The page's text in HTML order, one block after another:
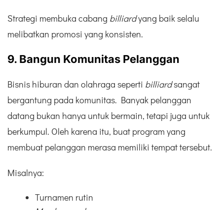
Strategi membuka cabang billiardyang baik selalu
melibatkan promosi yang konsisten.
9. Bangun Komunitas Pelanggan
Bisnis hiburan dan olahraga seperti billiardsangat
bergantung pada komunitas. Banyak pelanggan
datang bukan hanya untuk bermain, tetapi juga untuk
berkumpul. Oleh karena itu, buat program yang
membuat pelanggan merasa memiliki tempat tersebut.
Misalnya:
Turnamen rutin